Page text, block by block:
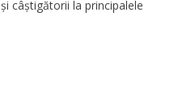
şi câştigătorii la principalele